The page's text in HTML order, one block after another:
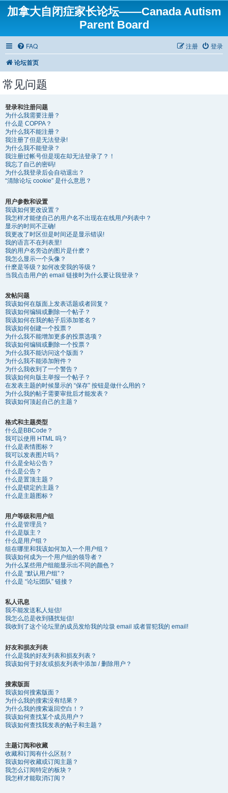
加拿大自闭症家长论坛——Canada Autism
Parent Board
FAQ 登录
注册
论坛首页
常见问题
登录和注册问题
为什么我需要注册？
什么是 COPPA？
为什么我不能注册？
我注册了但是无法登录!
为什么我不能登录？
我注册过帐号但是现在却无法登录了？！
我忘了自己的密码!
为什么我登录后会自动退出？
“清除论坛 cookie” 是什么意思？
用户参数和设置
我该如何更改设置？
我怎样才能使自己的用户名不出现在在线用户列表中？
显示的时间不正确!
我更改了时区但是时间还是显示错误!
我的语言不在列表里!
我的用户名旁边的图片是什麽？
我怎么显示一个头像？
什麽是等级？如何改变我的等级？
当我点击用户的 email 链接时为什么要让我登录？
发帖问题
我该如何在版面上发表话题或者回复？
我该如何编辑或删除一个帖子？
我该如何在我的帖子后添加签名？
我该如何创建一个投票？
为什么我不能增加更多的投票选项？
我该如何编辑或删除一个投票？
为什么我不能访问这个版面？
为什么我不能添加附件？
为什么我收到了一个警告？
我该如何向版主举报一个帖子？
在发表主题的时候显示的 “保存” 按钮是做什么用的？
为什么我的帖子需要审批后才能发表？
我该如何顶起自己的主题？
格式和主题类型
什么是BBCode？
我可以使用 HTML 吗？
什么是表情图标？
我可以发表图片吗？
什么是全站公告？
什么是公告？
什么是置顶主题？
什么是锁定的主题？
什么是主题图标？
用户等级和用户组
什么是管理员？
什么是版主？
什么是用户组？
组在哪里和我该如何加入一个用户组？
我该如何成为一个用户组的领导者？
为什么某些用户组能显示出不同的颜色？
什么是 “默认用户组”？
什么是 “论坛团队” 链接？
私人讯息
我不能发送私人短信!
我怎么总是收到骚扰短信!
我收到了这个论坛里的成员发给我的垃圾 email 或者冒犯我的 email!
好友和损友列表
什么是我的好友列表和损友列表？
我该如何于好友或损友列表中添加 / 删除用户？
搜索版面
我该如何搜索版面？
为什么我的搜索没有结果？
为什么我的搜索返回空白！？
我该如何查找某个成员用户？
我该如何查找我发表的帖子和主题？
主题订阅和收藏
收藏和订阅有什么区别？
我该如何收藏或订阅主题？
我怎么订阅特定的板块？
我怎样才能取消订阅？